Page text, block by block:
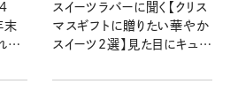
末
！
スイーツラバーに聞く【クリス
マスギフトに贈りたい華やか
スイーツ2選】見た目にキュン